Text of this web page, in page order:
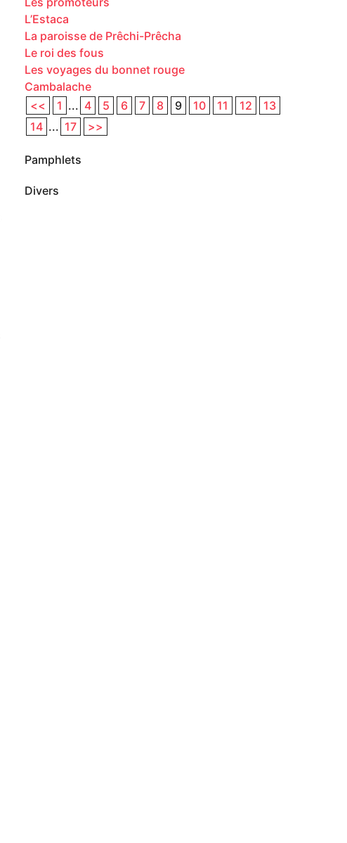
L’Estaca
La paroisse de Prêchi-Prêcha
Le roi des fous
Les voyages du bonnet rouge
Cambalache
<<
1 ... 4 5 6 7 8 9 10 11 12
13
14 ... 17 >>
Pamphlets
Divers